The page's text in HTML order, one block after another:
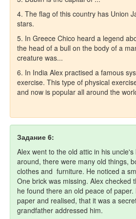
4. The flag of this country has Union
stars.
5. In Greece Chico heard a legend
the head of a bull on the body of a
creature was...
6. In India Alex practised a famous
exercise. This type of physical
and now is popular all around the
Задание 6:
Alex went to the old attic in his
around, there were many old things,
clothes and furniture. He noticed a
One brick was missing. Alex checked
he found there an old peace of
paper and realised, that it was a
grandfather addressed him.